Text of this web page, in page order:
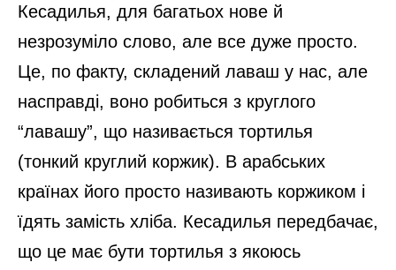
Кесадилья, для багатьох нове й
незрозуміло слово, але все дуже просто.
Це, по факту, складений лаваш у нас, але
насправді, воно робиться з круглого
“лавашу”, що називається тортилья
(тонкий круглий коржик). В арабських
країнах його просто називають коржиком і
їдять замість хліба. Кесадилья передбачає,
що це має бути тортилья з якоюсь